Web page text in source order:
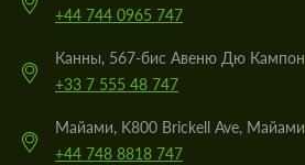
+44 744 0965 747
Канны, 567-бис Авеню Дю Кампон
+33 7 555 48 747
Майами, K800 Brickell Ave, Майами
+44 748 8818 747